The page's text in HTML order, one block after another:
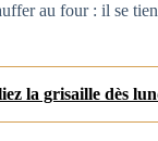
au four : il se
la grisaille dès